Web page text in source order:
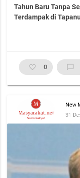
Tahun Baru Tanpa
Terdampak di
favorite_border 0 chat_bubble_outline
New
31